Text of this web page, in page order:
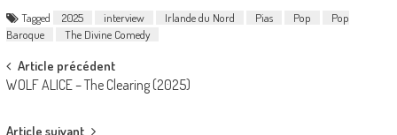
Tagged 2025 interview Irlande du Nord Pias Pop
Pop
Baroque
The Divine Comedy
Post
navigation
Article précédent
WOLF ALICE – The Clearing (2025)
Article suivant